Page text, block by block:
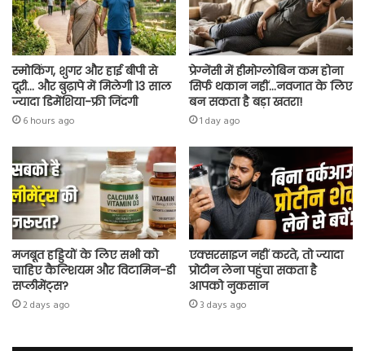
स्मोकिंग, शुगर और हाई बीपी से
दूरी… और बुढ़ापे में मिलेगी 13 साल
ज्यादा डिमेंशिया-फ्री जिंदगी
6 hours ago
प्रेग्नेंसी में हीमोग्लोबिन कम होना
सिर्फ थकान नहीं…नवजात के लिए
बन सकता है बड़ा खतरा!
1 day ago
मजबूत हड्डियों के लिए सभी को
चाहिए कैल्शियम और विटामिन-डी
सप्लीमेंट्स?
2 days ago
एक्सरसाइज नहीं करते, तो ज्यादा
प्रोटीन लेना पहुंचा सकता है
आपको नुकसान
3 days ago